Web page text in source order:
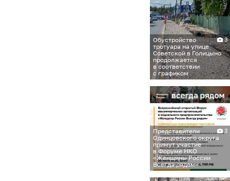
3
Обустройство
тротуара на улице
Советской в Голицыно
продолжается
в соответствии
с графиком
3
Представители
Одинцовского округа
примут участие
в Форуме НКО
«Женщины России
Всегда рядом»